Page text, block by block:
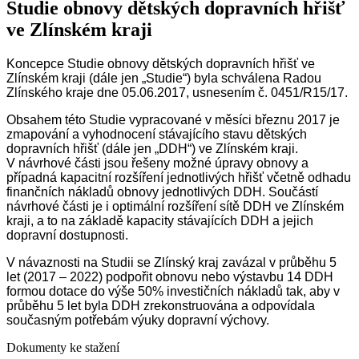
Studie obnovy dětských dopravních hřišť
ve Zlínském kraji
Koncepce Studie obnovy dětských dopravních hřišť ve
Zlínském kraji (dále jen „Studie“) byla schválena Radou
Zlínského kraje dne 05.06.2017, usnesením č. 0451/R15/17.
Obsahem této Studie vypracované v měsíci březnu 2017 je
zmapování a vyhodnocení stávajícího stavu dětských
dopravních hřišť (dále jen „DDH“) ve Zlínském kraji.
V návrhové části jsou řešeny možné úpravy obnovy a
případná kapacitní rozšíření jednotlivých hřišť včetně odhadu
finančních nákladů obnovy jednotlivých DDH. Součástí
návrhové části je i optimální rozšíření sítě DDH ve Zlínském
kraji, a to na základě kapacity stávajících DDH a jejich
dopravní dostupnosti.
V návaznosti na Studii se Zlínský kraj zavázal v průběhu 5
let (2017 – 2022) podpořit obnovu nebo výstavbu 14 DDH
formou dotace do výše 50% investičních nákladů tak, aby v
průběhu 5 let byla DDH zrekonstruována a odpovídala
současným potřebám výuky dopravní výchovy.
Dokumenty ke stažení